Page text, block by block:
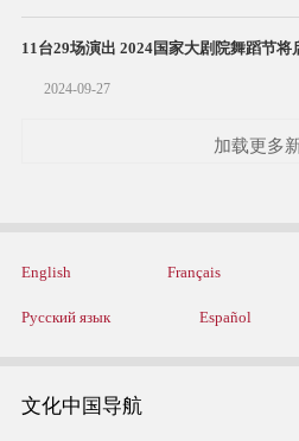
11台29场演出 2024国家大剧院舞蹈节将
2024-09-27
加载更多
English Français
Русский язык Español
文化中国导航